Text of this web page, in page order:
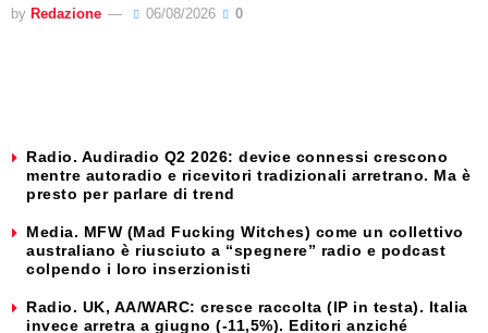
by Redazione 06/08/2026 0
Radio. Audiradio Q2 2026: device connessi crescono
mentre autoradio e ricevitori tradizionali arretrano. Ma è
presto per parlare di trend
Media. MFW (Mad Fucking Witches) come un collettivo
australiano è riusciuto a “spegnere” radio e podcast
colpendo i loro inserzionisti
Radio. UK, AA/WARC: cresce raccolta (IP in testa). Italia
invece arretra a giugno (-11,5%). Editori anziché